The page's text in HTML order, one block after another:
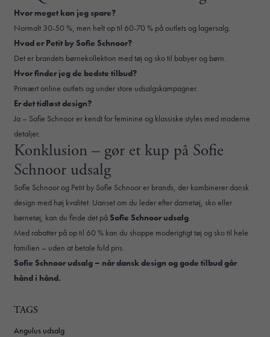
TAGS
Angulus udsalg
Hvor meget kan jeg spare?
Normalt 30-50 %, men helt op til 60-70 % på outlets og lagersalg.
Hvad er Petit by Sofie Schnoor?
Det er brandets børnekollektion med tøj og sko til babyer og børn.
Hvor finder jeg de bedste tilbud?
Primært online outlets og under store udsalgskampagner.
Er det tidløst design?
Ja – Sofie Schnoor er kendt for feminine og klassiske styles med moderne
detaljer.
Konklusion – gør et kup på Sofie
Schnoor udsalg
Sofie Schnoor og Petit by Sofie Schnoor er brands, der kombinerer dansk
design med høj kvalitet. Uanset om du leder efter dametøj, sko eller
børnetøj, kan du finde det påSofie Schnoor udsalg.
Med rabatter på op til 60 % kan du shoppe moderigtigt tøj og sko til hele
familien – uden at betale fuld pris.
Sofie Schnoor udsalg – når dansk design og gode tilbud går
hånd i hånd.